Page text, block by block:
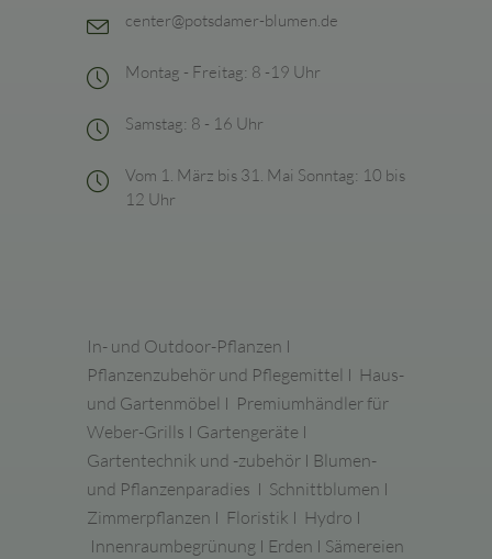
center@potsdamer-blumen.de
Montag - Freitag: 8 -19 Uhr
Samstag: 8 - 16 Uhr
Vom 1. März bis 31. Mai Sonntag: 10 bis
12 Uhr
In- und Outdoor-Pflanzen I
Pflanzenzubehör und Pflegemittel I Haus-
und Gartenmöbel I Premiumhändler für
Weber-Grills I Gartengeräte I
Gartentechnik und -zubehör I Blumen-
und Pflanzenparadies I Schnittblumen I
Zimmerpflanzen I Floristik I Hydro I
Innenraumbegrünung I Erden I Sämereien